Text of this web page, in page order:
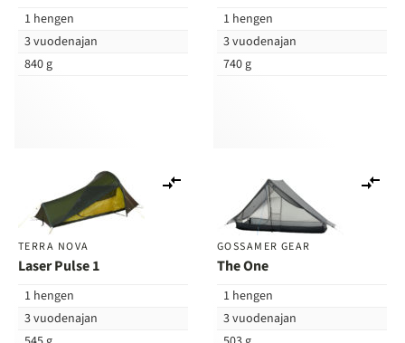
1 hengen
3 vuodenajan
840 g
1 hengen
3 vuodenajan
740 g
TERRA NOVA
Laser Pulse 1
1 hengen
3 vuodenajan
GOSSAMER GEAR
The One
1 hengen
3 vuodenajan